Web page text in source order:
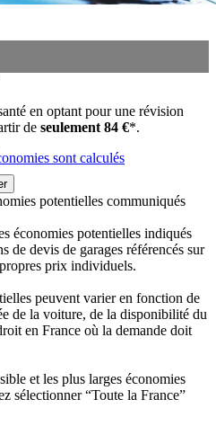
en optant pour une révision
de seulement 84 €*.
sont calculés
potentielles communiqués
économies potentielles indiqués
de devis de garages référencés sur
prix individuels.
peuvent varier en fonction de
de la voiture, de la disponibilité du
en France où la demande doit
et les plus larges économies
sélectionner “Toute la France”